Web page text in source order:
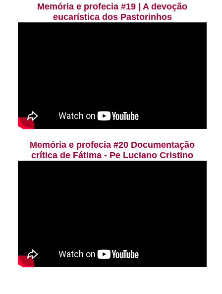
Memória e profecia #19 | A devoção
eucarística dos Pastorinhos
Memória e profecia #20 Documentação
crítica de Fátima - Pe Luciano Cristino